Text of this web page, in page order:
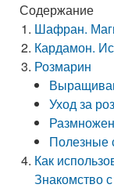
Содержание
Шафран.
Кардамон.
Розмарин
Уход за
Полезные
Как
Знакомство